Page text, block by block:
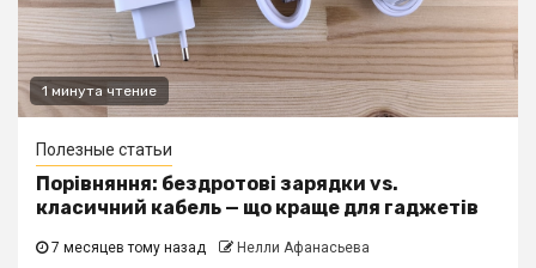
1 минута чтение
Полезные статьи
Порівняння: бездротові зарядки vs.
класичний кабель — що краще для гаджетів
7 месяцев тому назад Нелли Афанасьева